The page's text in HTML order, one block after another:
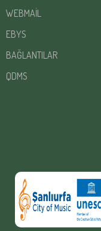
WEBMAİL
EBYS
BAĞLANTILAR
QDMS